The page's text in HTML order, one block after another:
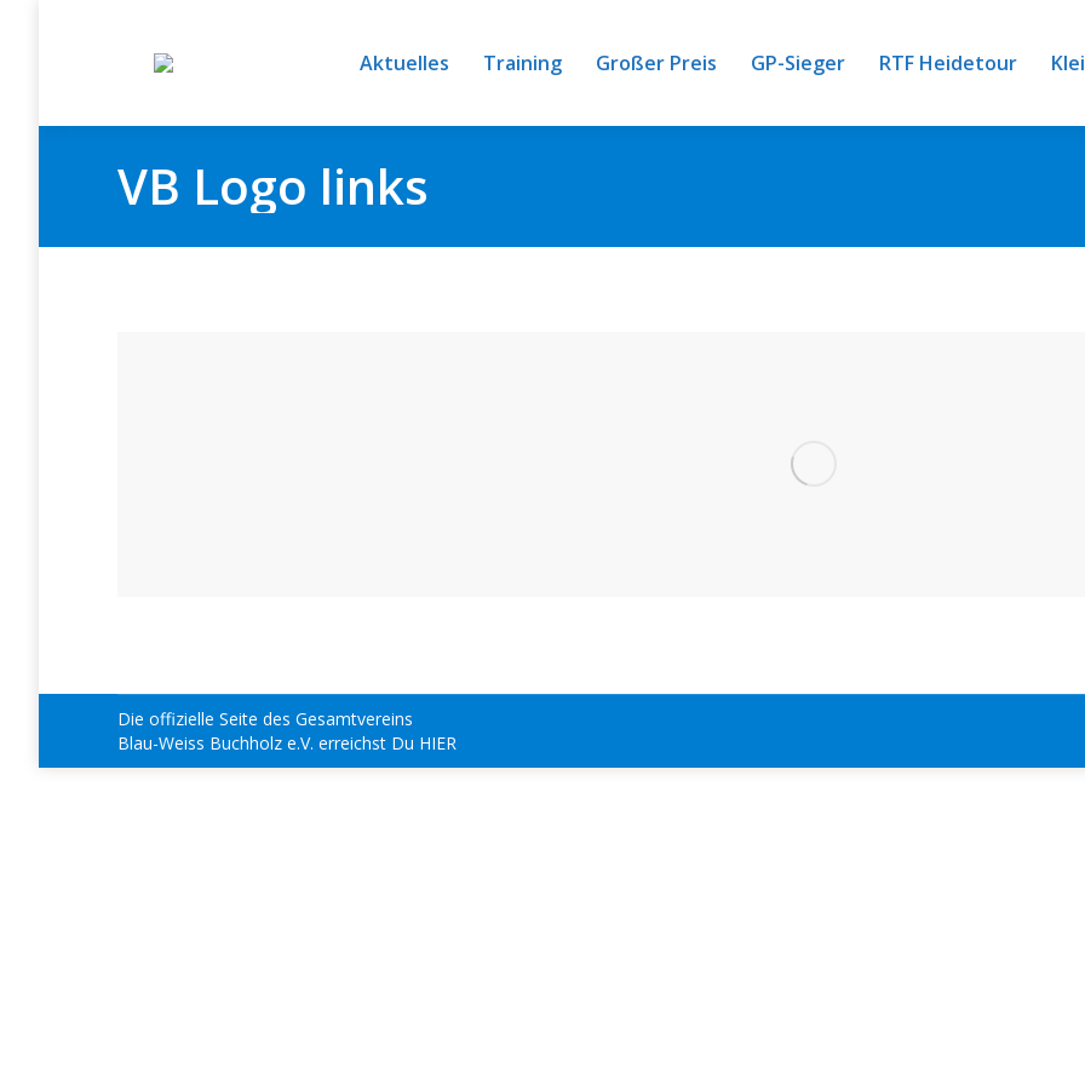
Aktuelles Training Großer Preis GP-Sieger RTF Heidetour
VB Logo links
Die offizielle Seite des Gesamtvereins
Blau-Weiss Buchholz e.V. erreichst Du HIER